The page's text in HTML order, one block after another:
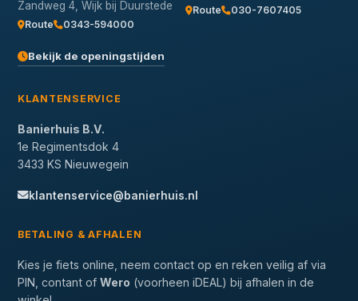
Zandweg 4, Wijk bij Duurstede
Route 0343-594000
Route 030-7607405
Bekijk de openingstijden
KLANTENSERVICE
Banierhuis B.V.
1e Regimentsdok 4
3433 KS Nieuwegein
klantenservice@banierhuis.nl
BETALING & AFHALEN
Kies je fiets online, neem contact op en reken veilig af via
PIN, contant of Wero (voorheen iDEAL) bij afhalen in de